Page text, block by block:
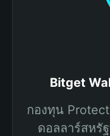
Bitget
กองทุน
ดอลลาร์สหรั